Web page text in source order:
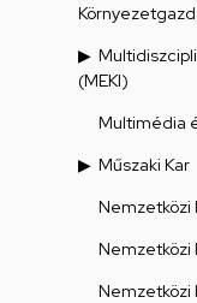
(MEKI)
Multimédia
Műszaki Kar
Nemzetközi
Nemzetközi
Nemzetközi